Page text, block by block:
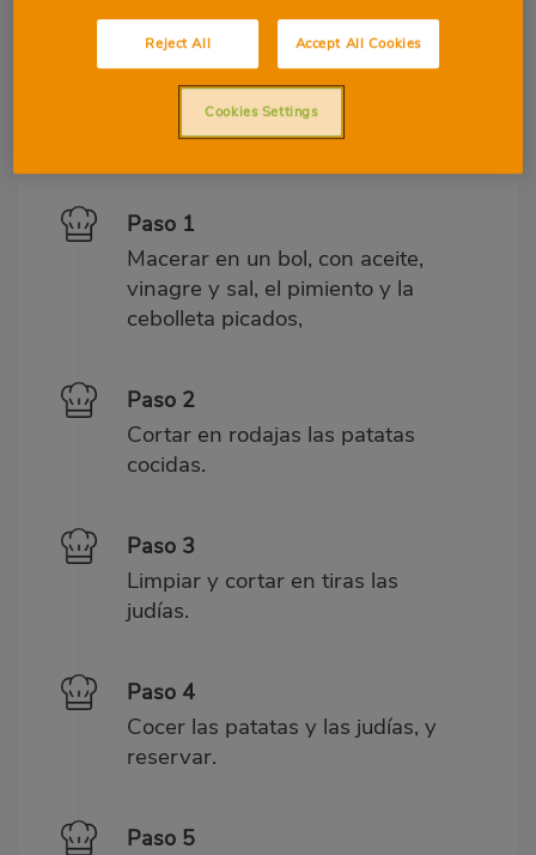
Ingredients
Paso 1
Macerar en un bol, con aceite,
vinagre y sal, el pimiento y la
cebolleta picados,
Paso 2
Cortar en rodajas las patatas
cocidas.
Paso 3
Limpiar y cortar en tiras las
judías.
Paso 4
Cocer las patatas y las judías, y
reservar.
Paso 5
Reject All Accept All Cookies
Cookies Settings